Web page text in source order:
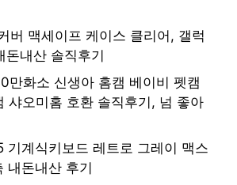
버 맥세이프 케이스 클리어, 갤럭
내산 솔직후기
만화소 신생아 홈캠 베이비 펫캠
샤오미홈 호환 솔직후기, 넘 좋아
기계식키보드 레트로 그레이 맥스
내돈내산 후기